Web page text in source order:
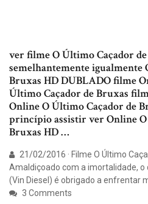
ver filme O Último Caçador
semelhantemente igualmente
Bruxas HD DUBLADO filme
Último Caçador de Bruxas
Online O Último Caçador de
princípio assistir ver Online
Bruxas HD …
21/02/2016 · Filme O Último
Amaldiçoado com a imortalidade, o
(Vin Diesel) é obrigado a enfrentar
3 Comments